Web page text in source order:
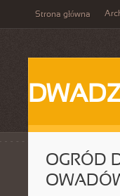
Strona główna
OGRÓD